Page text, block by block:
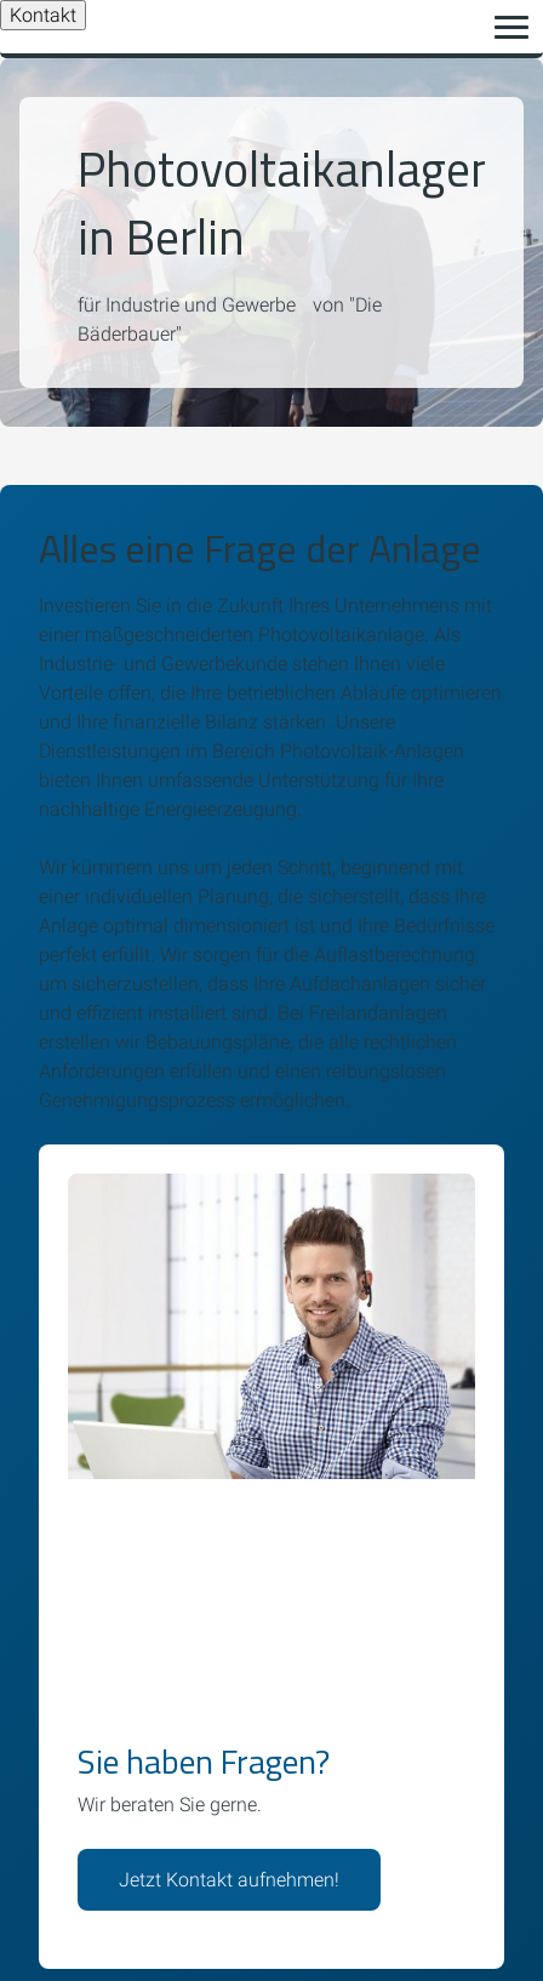
Kontakt
Photovoltaikanlagen
in Berlin
für Industrie und Gewerbe von "Die
Bäderbauer"
Alles eine Frage der Anlage
Investieren Sie in die Zukunft Ihres Unternehmens mit
einer maßgeschneiderten Photovoltaikanlage. Als
Industrie- und Gewerbekunde stehen Ihnen viele
Vorteile offen, die Ihre betrieblichen Abläufe optimieren
und Ihre finanzielle Bilanz stärken. Unsere
Dienstleistungen im Bereich Photovoltaik-Anlagen
bieten Ihnen umfassende Unterstützung für Ihre
nachhaltige Energieerzeugung.
Wir kümmern uns um jeden Schritt, beginnend mit
einer individuellen Planung, die sicherstellt, dass Ihre
Anlage optimal dimensioniert ist und Ihre Bedürfnisse
perfekt erfüllt. Wir sorgen für die Auflastberechnung,
um sicherzustellen, dass Ihre Aufdachanlagen sicher
und effizient installiert sind. Bei Freilandanlagen
erstellen wir Bebauungspläne, die alle rechtlichen
Anforderungen erfüllen und einen reibungslosen
Genehmigungsprozess ermöglichen.
Sie haben Fragen?
Wir beraten Sie gerne.
Jetzt Kontakt aufnehmen!